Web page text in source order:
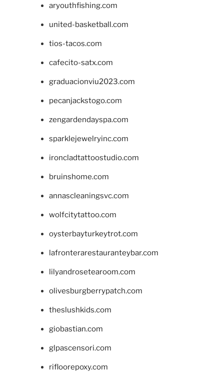
aryouthfishing.com
united-basketball.com
tios-tacos.com
cafecito-satx.com
graduacionviu2023.com
pecanjackstogo.com
zengardendayspa.com
sparklejewelryinc.com
ironcladtattoostudio.com
bruinshome.com
annascleaningsvc.com
wolfcitytattoo.com
oysterbayturkeytrot.com
lafronterarestauranteybar.com
lilyandrosetearoom.com
olivesburgberrypatch.com
theslushkids.com
giobastian.com
glpascensori.com
rifloorepoxy.com